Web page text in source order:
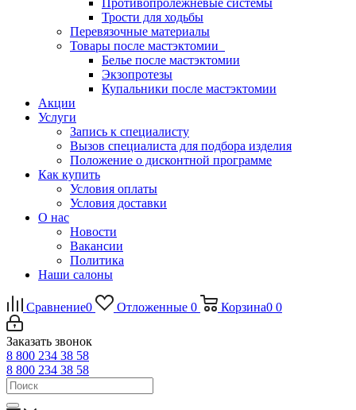
Противопролежневые системы
Трости для ходьбы
Перевязочные материалы
Товары после мастэктомии
Белье после мастэктомии
Экзопротезы
Купальники после мастэктомии
Акции
Услуги
Запись к специалисту
Вызов специалиста для подбора изделия
Положение о дисконтной программе
Как купить
Условия оплаты
Условия доставки
О нас
Новости
Вакансии
Политика
Наши салоны
Сравнение0 Отложенные 0 Корзина0 0
Заказать звонок
8 800 234 38 58
8 800 234 38 58